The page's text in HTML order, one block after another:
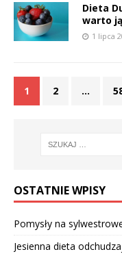
Dieta
warto
1 lipca
1 2 …
OSTATNIE WPISY
Pomysły na
Jesienna dieta